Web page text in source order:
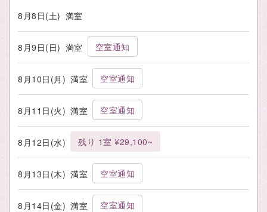
8月8日(土) 満室
8月9日(日) 満室 空室通知
8月10日(月) 満室 空室通知
8月11日(火) 満室 空室通知
8月12日(水) 残り 1室 ¥29,100~
8月13日(木) 満室 空室通知
8月14日(金) 満室 空室通知